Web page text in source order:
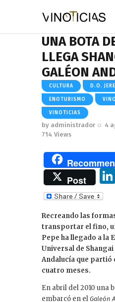
UNA BOTA
LLEGA
GALÉON
CULTURA D.O.
ENOTURISMO
VINOTICIAS
by administrador
4
714 Views
Post
Recreando las
transportar el fino,
Pepe ha llegado a la
Universal de Shangai
Andalucía que partió
cuatro meses.
En abril del 2010 una
embarcó en el Galeón